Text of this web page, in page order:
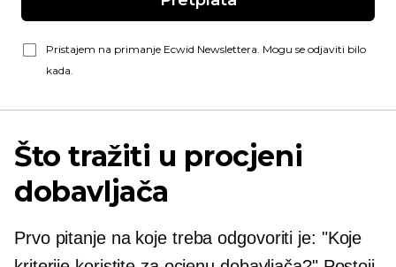
Pristajem na primanje Ecwid Newslettera. Mogu se odjaviti bilo
kada.
Što tražiti u procjeni
dobavljača
Prvo pitanje na koje treba odgovoriti je: "Koje